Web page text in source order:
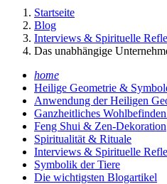
Startseite
Blog
Interviews & Spirituelle
Das unabhängige
home
Heilige Geometrie &
Anwendung der Heiligen
Ganzheitliches
Feng Shui & Zen-Dekoration
Spiritualität & Rituale
Interviews & Spirituelle
Symbolik der Tiere
Die wichtigsten Blogartikel